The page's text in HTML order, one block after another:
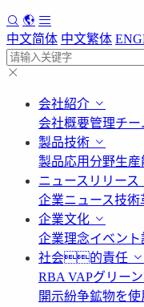
中文简体 中文繁体
会社紹介
会社概要管理チー
製品技術
製品応用分野生産
ニュースリリース
企業ニュース技術
企業文化
企業理念イベント
社会的責任
RBA VAPグリー
開示紛争鉱物を